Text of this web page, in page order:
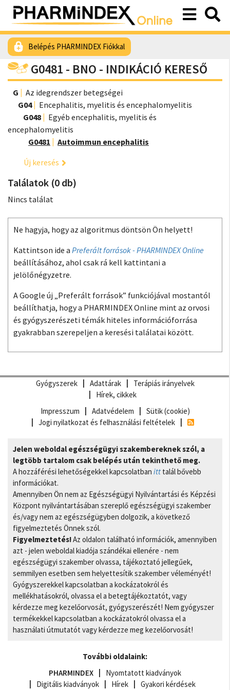
Belépés PHARMINDEX Fiókkal
G0481 - BNO - INDIKÁCIÓ KERESŐ
G
Az idegrendszer betegségei
G04
Encephalitis, myelitis és encephalomyelitis
G048
Egyéb encephalitis, myelitis és
encephalomyelitis
G0481
Autoimmun encephalitis
Új keresés
Találatok (0 db)
Nincs találat
Ne hagyja, hogy az algoritmus döntsön Ön helyett!
Kattintson ide a Preferált források - PHARMINDEX Online
beállításához, ahol csak rá kell kattintani a
jelölőnégyzetre.
A Google új „Preferált források” funkciójával mostantól
beállíthatja, hogy a PHARMINDEX Online mint az orvosi
és gyógyszerészeti témák hiteles információforrása
gyakrabban szerepeljen a keresési találatai között.
Gyógyszerek Adattárak
Terápiás irányelvek
Hírek, cikkek
Impresszum
Adatvédelem
Sütik (cookie)
Jogi nyilatkozat és felhasználási feltételek
Jelen weboldal egészségügyi szakembereknek szól, a
legtöbb tartalom csak belépés után tekinthető meg.
A hozzáférési lehetőségekkel kapcsolatban itt talál bővebb
információkat.
Amennyiben Ön nem az Egészségügyi Nyilvántartási és Képzési
Központ nyilvántartásában szereplő egészségügyi szakember
és/vagy nem az egészségügyben dolgozik, a következő
figyelmeztetés Önnek szól.
Figyelmeztetés!Az oldalon található információk, amennyiben
azt - jelen weboldal kiadója szándékai ellenére - nem
egészségügyi szakember olvassa, tájékoztató jellegűek,
semmilyen esetben sem helyettesítik szakember véleményét!
Gyógyszerekkel kapcsolatban a kockázatokról és
mellékhatásokról, olvassa el a betegtájékoztatót, vagy
kérdezze meg kezelőorvosát, gyógyszerészét! Nem gyógyszer
termékekkel kapcsolatban a kockázatokról olvassa el a
használati útmutatót vagy kérdezze meg kezelőorvosát!
További oldalaink:
PHARMINDEX
Nyomtatott kiadványok
Digitális kiadványok
Hírek Gyakori kérdések